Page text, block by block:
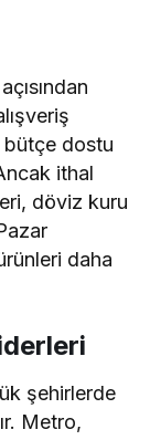
bütçe dostu
ithal
döviz kuru
daha
şehirlerde
Metro,